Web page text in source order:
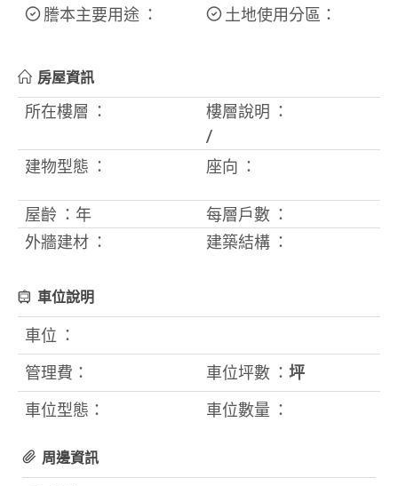
謄本主要用途 ： 土地使用分區：
房屋資訊
所在樓層 ：
樓層說明 ：
/
建物型態 ：
座向 ：
屋齡 ： 年
每層戶數 ：
外牆建材 ：
建築結構 ：
車位說明
車位 ：
管理費：
車位坪數 ： 坪
車位型態：
車位數量 ：
周邊資訊